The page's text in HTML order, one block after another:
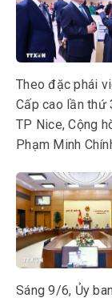
Theo đặc phái
Cấp cao lần thứ
TP Nice, Cộng
Phạm Minh
Azoulay.
Sáng 9/6, Ủy